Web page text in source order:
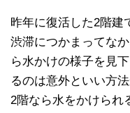
昨年に復活した2階建
渋滞につかまってな
ら水かけの様子を見
るのは意外といい方法
2階なら水をかけられ